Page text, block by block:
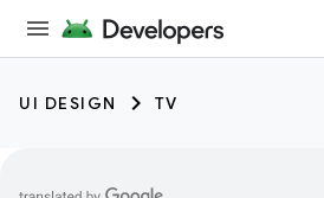
UI DESIGN TV